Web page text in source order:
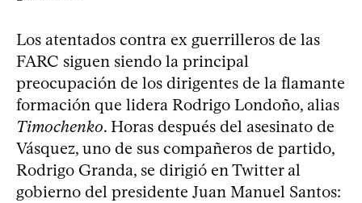
Los atentados contra ex guerrilleros de las
FARC siguen siendo la principal
preocupación de los dirigentes de la flamante
formación que lidera Rodrigo Londoño, alias
Timochenko. Horas después del asesinato de
Vásquez, uno de sus compañeros de partido,
Rodrigo Granda, se dirigió en Twitter al
gobierno del presidente Juan Manuel Santos: